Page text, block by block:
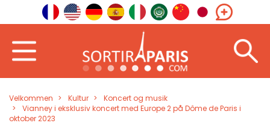
Velkommen Kultur
Koncert og musik
Vianney i eksklusiv koncert med Europe 2 på Dôme de Paris i
oktober 2023